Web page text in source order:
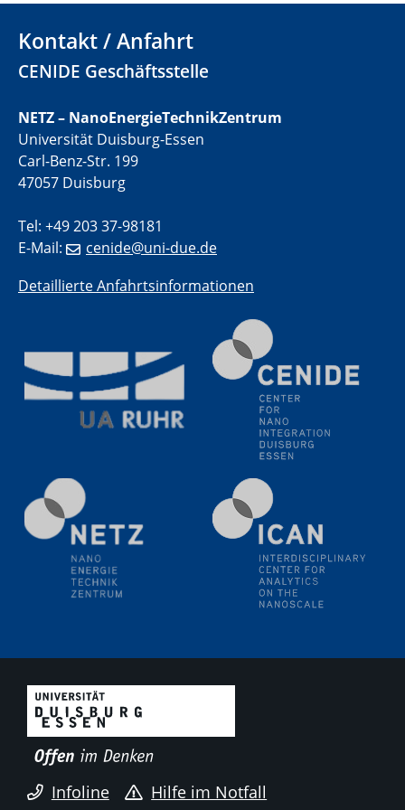
01.07.2025
GDCh Kolloquium
29.07.2025
Colloquium IMPR SusMet
Closing metal loops sustainably - opportunities &
challenges for a successful circular economy
Colloquia Series on Sustainable Metallurgy
Towards a Sustainable Future: EU Safe and Sustainable
2D-MATURE Seminar Series
04.09.2025
Natural Water to H2
Electrochemical Tip-enhanced Raman spectroscopy---
methodology and its application for studying solid-
09.09.2025
Colloquium IMPR SusMet
It's all about transitions - dealing sustainably and
reliably with critical metal oxides in simulations and
technologies
reliably with critical metal oxides in simulations and
technologies
09.09.2025
Colloquium IMPR SusMet
It's all about transitions - dealing sustainably and
Kontakt / Anfahrt
CENIDE Geschäftsstelle
NETZ – NanoEnergieTechnikZentrum
Universität Duisburg-Essen
Carl-Benz-Str. 199
47057 Duisburg
Tel: +49 203 37-98181
E-Mail:
cenide@uni-due.de
Detaillierte Anfahrtsinformationen
Infoline
Hilfe im Notfall